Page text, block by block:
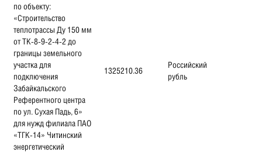
по объекту:
«Строительство
теплотрассы Ду 150 мм
от ТК-8-9-2-4-2 до
границы земельного
участка для
подключения
Забайкальского
Референтного центра
по ул. Сухая Падь, 6»
для нужд филиала ПАО
«ТГК-14» Читинский
энергетический
1325210.36
Российский
рубль